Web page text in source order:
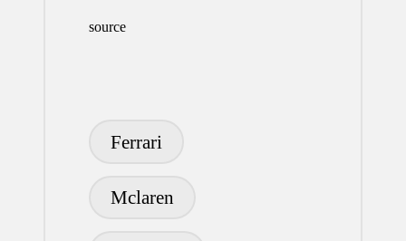
source
Ferrari
Mclaren